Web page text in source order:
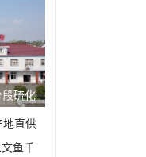
硫化
地直供
鱼千